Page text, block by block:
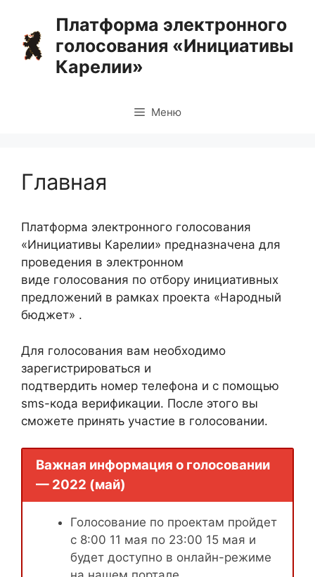
содержимому
Платформа электронного
голосования «Инициативы
Карелии»
Меню
Главная
Платформа электронного голосования
«Инициативы Карелии» предназначена для
проведения в электронном
виде голосования по отбору инициативных
предложений в рамках проекта «Народный
бюджет» .
Для голосования вам необходимо
зарегистрироваться и
подтвердить номер телефона и с помощью
sms-кода верификации. После этого вы
сможете принять участие в голосовании.
Важная информация о голосовании
— 2022 (май)
Голосование по проектам пройдет
с 8:00 11 мая по 23:00 15 мая и
будет доступно в онлайн-режиме